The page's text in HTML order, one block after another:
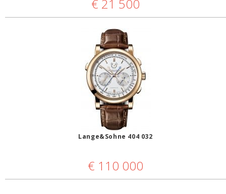
€ 21 500
Lange&Sohne 404 032
€ 110 000